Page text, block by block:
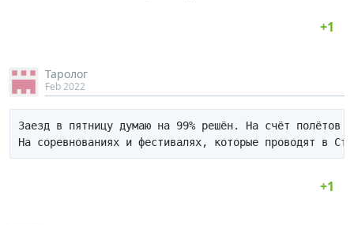
Таролог
Feb 2022
Заезд в пятницу думаю на 99% решён. На счёт